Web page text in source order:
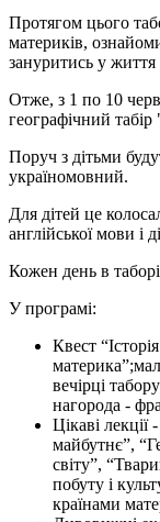
Протягом цього
материків,
зануритись у життя
Отже, з 1 по 10
географічний
Поруч з дітьми
україномовний.
Для дітей це
англійської мови і
Кожен день в
У програмі:
Квест
вечірці
нагорода -
Цікаві
майбутнє”,
світу”,
побуту і
країнами